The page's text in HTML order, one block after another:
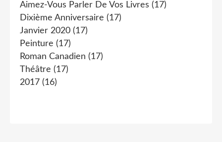
Aimez-Vous Parler De Vos Livres (17)
Dixième Anniversaire (17)
Janvier 2020 (17)
Peinture (17)
Roman Canadien (17)
Théâtre (17)
2017 (16)